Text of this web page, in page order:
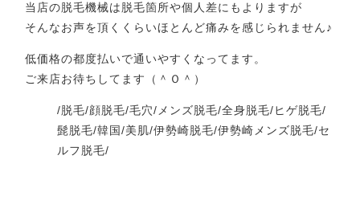
当店の脱毛機械は脱毛箇所や個人差にもよりますが
そんなお声を頂くくらいほとんど痛みを感じられません♪
低価格の都度払いで通いやすくなってます。
ご来店お待ちしてます（＾Ｏ＾）
/脱毛/顔脱毛/毛穴/メンズ脱毛/全身脱毛/ヒゲ脱毛/
髭脱毛/韓国/美肌/伊勢崎脱毛/伊勢崎メンズ脱毛/セ
ルフ脱毛/